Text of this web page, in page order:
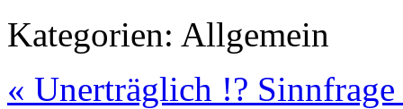
Kategorien: Allgemein
« Unerträglich !? Sinnfrage